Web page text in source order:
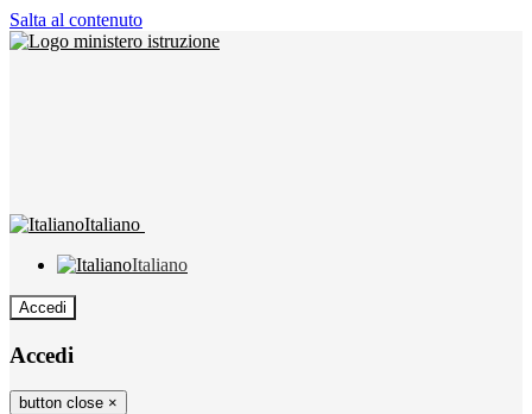
Salta al contenuto
Italiano
Italiano
Accedi
Accedi
button close ×